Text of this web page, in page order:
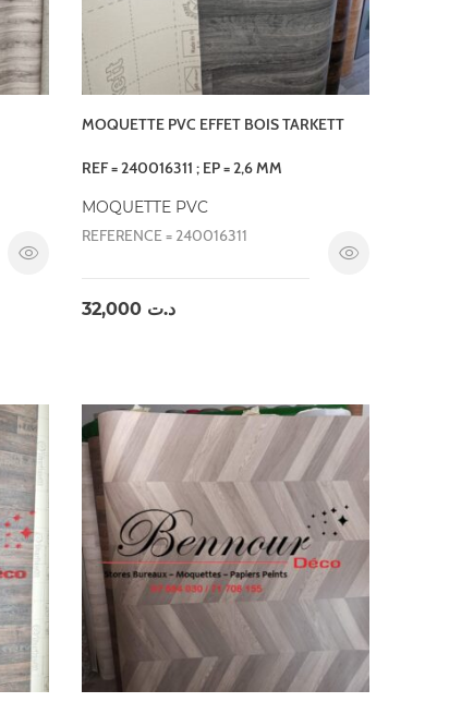
MOQUETTE PVC EFFET BOIS TARKETT
REF = 240016311 ; EP = 2,6 MM
MOQUETTE PVC
REFERENCE = 240016311
د.ت